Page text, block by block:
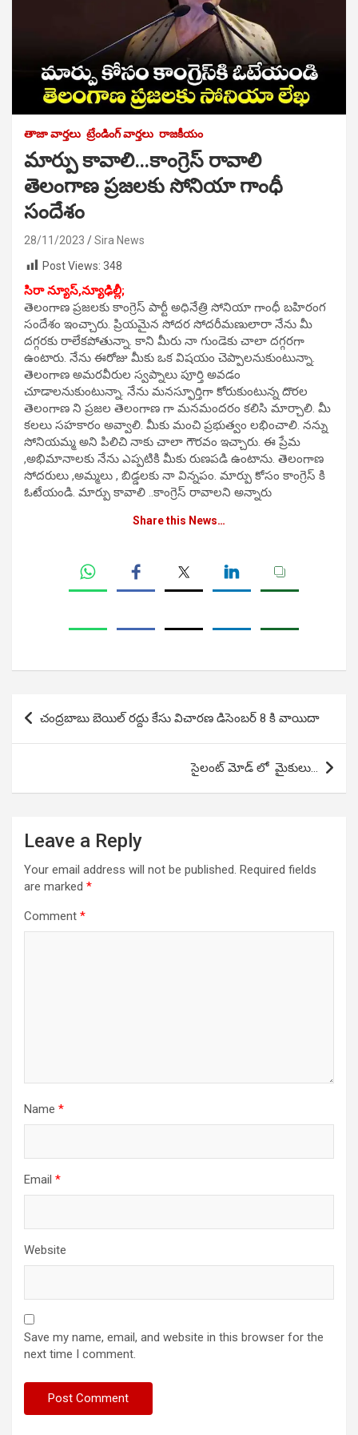
తాజా వార్తలు ట్రేండింగ్ వార్తలు రాజకీయం
మార్పు కావాలి…కాంగ్రెస్ రావాలి
తెలంగాణ ప్రజలకు సోనియా గాంధీ
సందేశం
28/11/2023
Sira News
Post Views: 348
సిరా న్యూస్,న్యూఢిల్లీ;
తెలంగాణ ప్రజలకు కాంగ్రెస్ పార్టీ అధినేత్రి సోనియా గాంధీ బహిరంగ
సందేశం ఇంచ్చారు. ప్రియమైన సోదర సోదరీమణులారా నేను మీ
దగ్గరకు రాలేకపోతున్నా. కాని మీరు నా గుండెకు చాలా దగ్గరగా
ఉంటారు. నేను ఈరోజు మీకు ఒక విషయం చెప్పాలనుకుంటున్నా.
తెలంగాణ అమరవీరుల స్వప్నాలు పూర్తి అవడం
చూడాలనుకుంటున్నా. నేను మనస్ఫూర్తిగా కోరుకుంటున్న దొరల
తెలంగాణ ని ప్రజల తెలంగాణ గా మనమందరం కలిసి మార్చాలి. మీ
కలలు సహకారం అవ్వాలి. మీకు మంచి ప్రభుత్వం లభించాలి. నన్ను
సోనియమ్మ అని పిలిచి నాకు చాలా గౌరవం ఇచ్చారు. ఈ ప్రేమ
,అభిమానాలకు నేను ఎప్పటికి మీకు రుణపడి ఉంటాను. తెలంగాణ
సోదరులు ,అమ్మలు , బిడ్డలకు నా విన్నపం. మార్పు కోసం కాంగ్రెస్ కి
ఓటేయండి. మార్పు కావాలి ..కాంగ్రెస్ రావాలని అన్నారు
Share this News…
Post
navigation
చంద్రబాబు బెయిల్ రద్దు కేసు విచారణ డిసెంబర్ 8 కి వాయిదా
సైలంట్ మోడ్ లో మైకులు…
Leave a Reply
Your email address will not be published. Required fields
are marked *
Comment *
Name *
Email *
Website
Save my name, email, and website in this browser for the
next time I comment.